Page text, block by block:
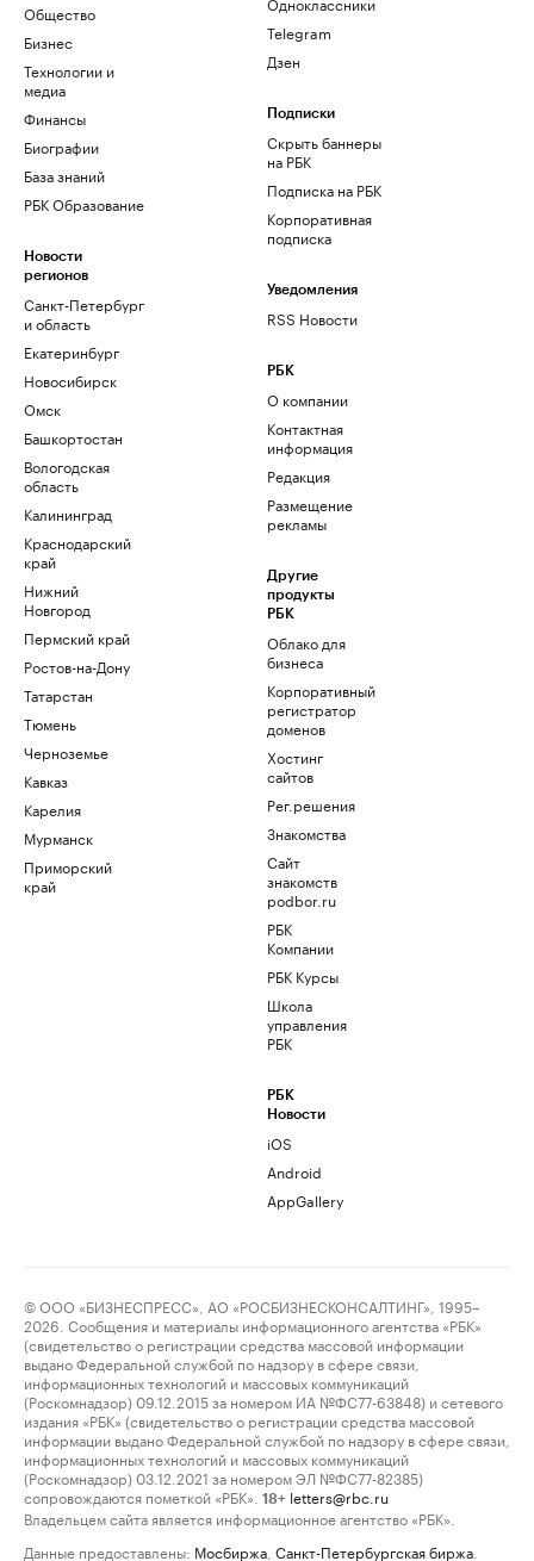
Общество
Бизнес
Технологии и
медиа
Финансы
Биографии
База знаний
РБК Образование
Новости
регионов
Санкт-Петербург
и область
Екатеринбург
Новосибирск
Омск
Башкортостан
Вологодская
область
Калининград
Краснодарский
край
Нижний
Новгород
Пермский край
Ростов-на-Дону
Татарстан
Тюмень
Черноземье
Кавказ
Карелия
Мурманск
Приморский
край
Telegram
Дзен
Подписки
Скрыть баннеры
на РБК
Подписка на РБК
Корпоративная
подписка
Уведомления
RSS Новости
РБК
О компании
Контактная
информация
Редакция
Размещение
рекламы
Другие
продукты
РБК
Облако для
бизнеса
Корпоративный
регистратор
доменов
Хостинг
сайтов
Рег.решения
Знакомства
Сайт
знакомств
podbor.ru
РБК
Компании
РБК Курсы
Школа
управления
РБК
РБК
Новости
iOS
Android
AppGallery
© ООО «БИЗНЕСПРЕСС», АО «РОСБИЗНЕСКОНСАЛТИНГ», 1995–
2026. Сообщения и материалы информационного агентства «РБК»
(свидетельство о регистрации средства массовой информации
выдано Федеральной службой по надзору в сфере связи,
информационных технологий и массовых коммуникаций
(Роскомнадзор) 09.12.2015 за номером ИА №ФС77-63848) и сетевого
издания «РБК» (свидетельство о регистрации средства массовой
информации выдано Федеральной службой по надзору в сфере связи,
информационных технологий и массовых коммуникаций
(Роскомнадзор) 03.12.2021 за номером ЭЛ №ФС77-82385)
сопровождаются пометкой «РБК».
18+ letters@rbc.ru
Владельцем сайта является информационное агентство «РБК».
Данные предоставлены: Мосбиржа Санкт-Петербургская биржа